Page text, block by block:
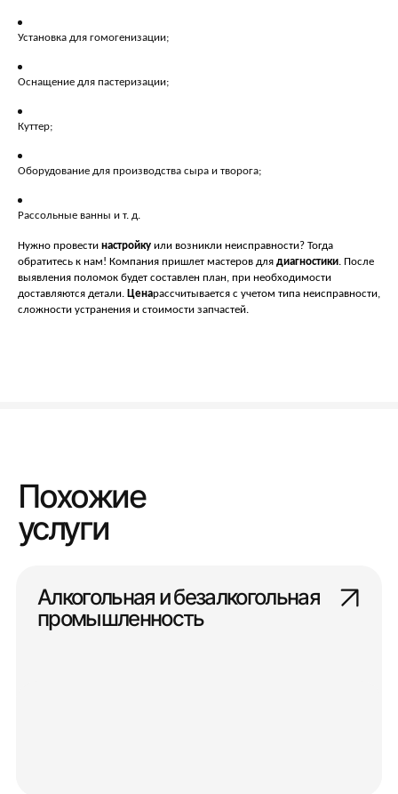
Установка для гомогенизации;
Оснащение для пастеризации;
Куттер;
Оборудование для производства сыра и творога;
Рассольные ванны и т. д.
Нужно провести настройку или возникли неисправности? Тогда
обратитесь к нам! Компания пришлет мастеров для диагностики. После
выявления поломок будет составлен план, при необходимости
доставляются детали. Ценарассчитывается с учетом типа неисправности,
сложности устранения и стоимости запчастей.
Похожие
услуги
Алкогольная и безалкогольная
промышленность